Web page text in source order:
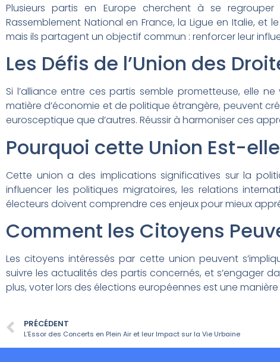
Plusieurs partis en Europe cherchent à se
Rassemblement National en France, la Ligue en Italie, et
mais ils partagent un objectif commun : renforcer leur
Les Défis de l’Union des
Si l’alliance entre ces partis semble prometteuse, elle
matière d’économie et de politique étrangère, peuvent
eurosceptique que d’autres. Réussir à harmoniser ces
Pourquoi cette Union Est-
Cette union a des implications significatives sur la
influencer les politiques migratoires, les relations
électeurs doivent comprendre ces enjeux pour mieux
Comment les Citoyens
Les citoyens intéressés par cette union peuvent
suivre les actualités des partis concernés, et s’engager
plus, voter lors des élections européennes est une
PRÉCÉDENT
L’Essor des Concerts en Plein Air et leur Impact sur la Vie Urbaine